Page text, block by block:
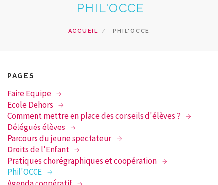
GERER SA COOPERATIVE
RECHERCHER
CONTACT
PHIL'OCCE
ACCUEIL PHIL'OCCE
PAGES
Faire Equipe
Ecole Dehors
Comment mettre en place des conseils d'élèves ?
Délégués élèves
Parcours du jeune spectateur
Droits de l'Enfant
Pratiques chorégraphiques et coopération
Phil'OCCE